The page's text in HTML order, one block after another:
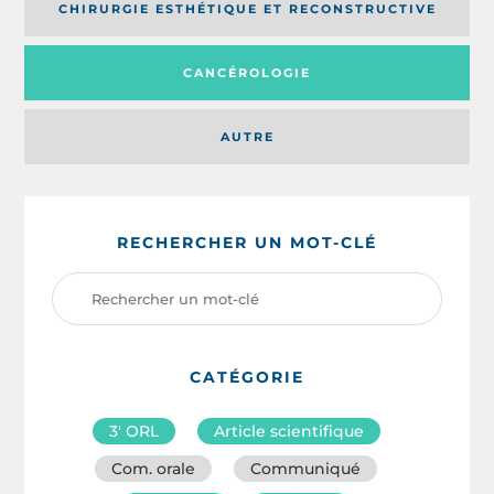
AUTRE
CHIRURGIE ESTHÉTIQUE ET RECONSTRUCTIVE
CANCÉROLOGIE
RECHERCHER UN MOT-CLÉ
CATÉGORIE
3′ ORL
Article scientifique
Com. orale
Communiqué